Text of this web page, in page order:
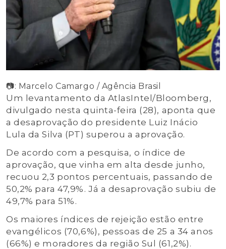
📷: Marcelo Camargo / Agência Brasil
Um levantamento da AtlasIntel/Bloomberg,
divulgado nesta quinta-feira (28), aponta que
a desaprovação do presidente Luiz Inácio
Lula da Silva (PT) superou a aprovação.
De acordo com a pesquisa, o índice de
aprovação, que vinha em alta desde junho,
recuou 2,3 pontos percentuais, passando de
50,2% para 47,9%. Já a desaprovação subiu de
49,7% para 51%.
Os maiores índices de rejeição estão entre
evangélicos (70,6%), pessoas de 25 a 34 anos
(66%) e moradores da região Sul (61,2%).